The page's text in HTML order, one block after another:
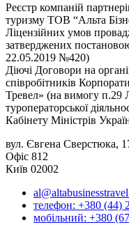
Реєстр компаній
туризму ТОВ “Альта
Ліцензійних умов
затверджених
22.05.2019 №420)
Діючі Договори на
співробітників
Тревел» (на вимогу п.29
туроператорської
Кабінету Міністрів
вул. Євгена Сверстюка,
Офіс 812
Київ 02002
телефон: +380 (44)
мобільний: +380